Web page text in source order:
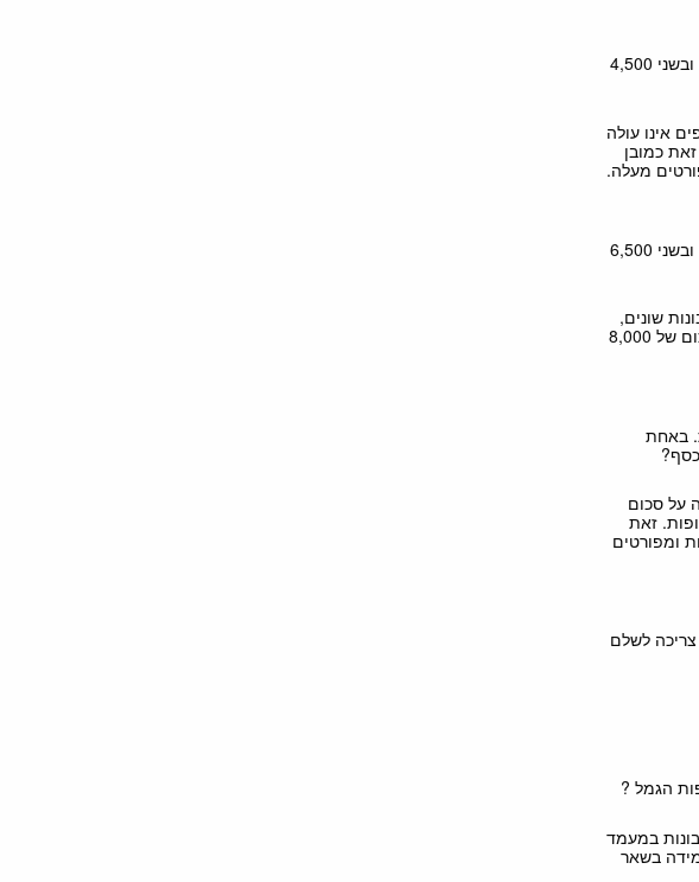
יש לי באותה קופת גמל שני חשבונות, באחד 3,000 ₪ ובשני 4,500
אינו עולה
זאת כמובן
מעלה.
יש לי באותה קופת גמל שני חשבונות, באחד 6,000 ₪ ובשני 6,500
שונים,
מאחר שהם מנוהלים באותה הקופה חלה מגבלת הסכום של 8,000
באחת
על סכום
זאת
ומפורטים
לשלם
הגמל ?
במעמד
עם חיסכון של עד 8,000 ₪ ועמידה בשאר